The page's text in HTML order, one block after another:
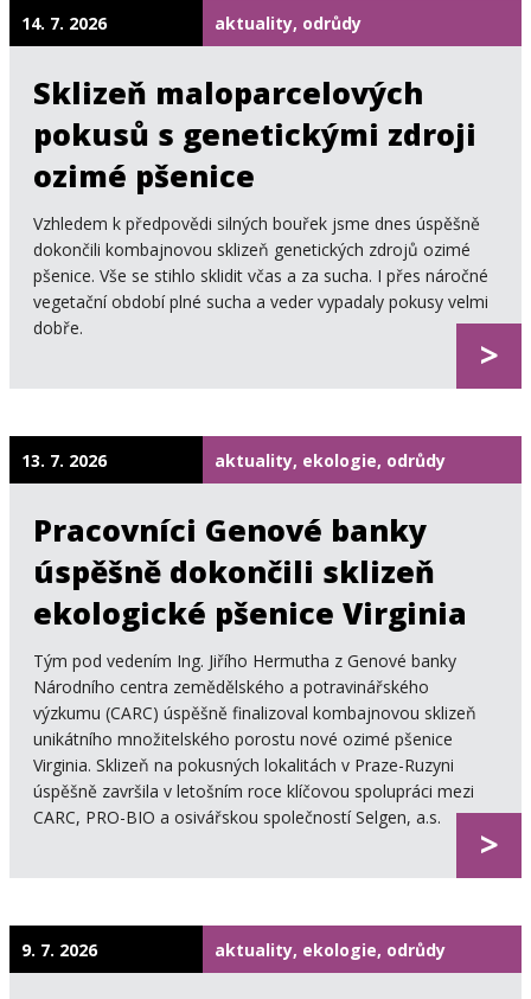
14. 7. 2026 aktuality, odrůdy
Sklizeň maloparcelových
pokusů s genetickými zdroji
ozimé pšenice
Vzhledem k předpovědi silných bouřek jsme dnes úspěšně
dokončili kombajnovou sklizeň genetických zdrojů ozimé
pšenice. Vše se stihlo sklidit včas a za sucha. I přes náročné
vegetační období plné sucha a veder vypadaly pokusy velmi
dobře.
>
13. 7. 2026 aktuality, ekologie, odrůdy
Pracovníci Genové banky
úspěšně dokončili sklizeň
ekologické pšenice Virginia
Tým pod vedením Ing. Jiřího Hermutha z Genové banky
Národního centra zemědělského a potravinářského
výzkumu (CARC) úspěšně finalizoval kombajnovou sklizeň
unikátního množitelského porostu nové ozimé pšenice
Virginia. Sklizeň na pokusných lokalitách v Praze-Ruzyni
úspěšně završila v letošním roce klíčovou spolupráci mezi
CARC, PRO-BIO a osivářskou společností Selgen, a.s.
>
9. 7. 2026 aktuality, ekologie, odrůdy